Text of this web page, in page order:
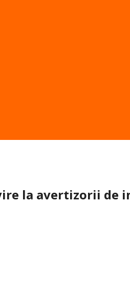
la avertizorii de